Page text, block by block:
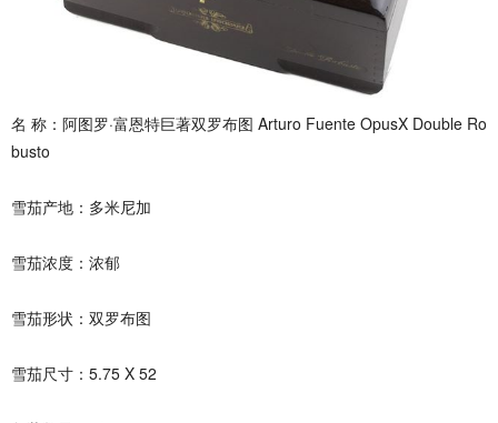
名 称：阿图罗·富恩特巨著双罗布图 Arturo Fuente OpusX Double Ro
busto
雪茄产地：多米尼加
雪茄浓度：浓郁
雪茄形状：双罗布图
雪茄尺寸：5.75 X 52